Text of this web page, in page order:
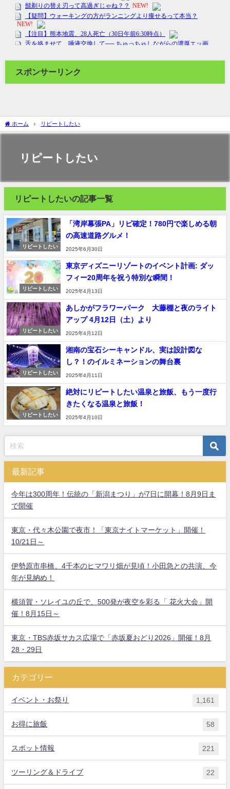
スポンサーリンク
ホーム リピートしたい
リピートしたい
リピートしたいの記事一覧
リピートしたい
「湾岸幕張PA」リピ確定！780円で楽しめる朝
の高速道路グルメ！
2025年6月30日
リピートしたい
東京ディズニーリゾートのイベント計画: ダッ
フィー20周年を祝う特別な瞬間！
2025年4月13日
リピートしたい
あしかがフラワーパーク 大藤棚と夜のライト
アップ 4月12日（土）より
2025年4月12日
リピートしたい
湘南の宝石シーキャンドル、実は設計図な
し？！のイルミネーションの舞台裏
2025年4月11日
リピートしたい
絶対にリピートしたい温泉と旅飯、もう一度行
きたくなる温泉と旅飯！
2025年4月10日
最新記事
今年は300周年！伝統の「新潟まつり」が7日に開幕！8月9日ま
で開催
東京・代々木公園で夜市！「東京ナイトマーケット」開催！
10/21日～
伊勢原市串橋、4千本のヒマワリ畑が見頃！小田急との共演、今
年が見納め！
横須賀・ソレイユの丘で、500発が夜空を彩る「 花火大会」開
催！8月15日～
東京・TBS赤坂サカス広場で「赤坂夏おどり2026」開催！8月
28・29日
カテゴリー
イベント・お祭り 1,161
お得に旅飯 58
スポット情報 221
ツーリング＆ドライブ 22